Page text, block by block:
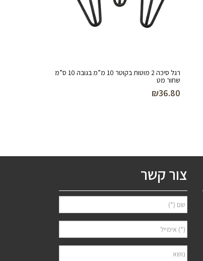
רגל סיכה 2 מוטות בקוטר 10 מ”מ בגובה 10 ס”מ
שחור מט
₪36.80
צור קשר